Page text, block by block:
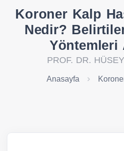
Koroner Kalp
Nedir?
Yöntemleri
PROF. DR.
Anasayfa